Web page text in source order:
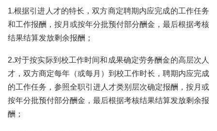
1.根据引进人才的特长，双方商定聘期内应完成的工作任务
和工作报酬，按月或按年分批预付部分酬金，最后根据考核
结果结算发放剩余报酬；
2.对于按实际到校工作时间和成果确定劳务酬金的高层次人
才，双方商定每年（或每月）到校工作时长，聘期内应完成
的工作任务，参照全职引进人才类别层次确定报酬，按月或
按年分批预付部分酬金，最后根据考核结果结算发放剩余报
酬；